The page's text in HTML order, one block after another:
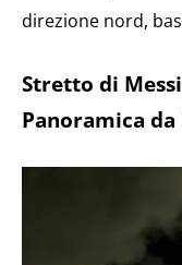
direzione nord,
Stretto di
Panoramica